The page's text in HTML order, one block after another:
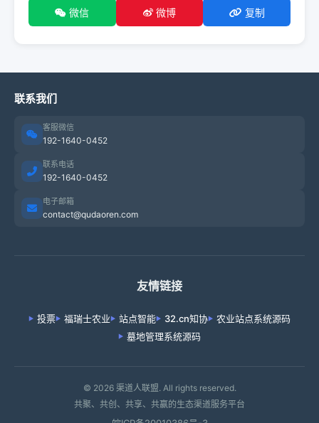
微信 微博 复制
联系我们
客服微信
192-1640-0452
联系电话
192-1640-0452
电子邮箱
contact@qudaoren.com
友情链接
投票 福瑞士农业 站点智能 32.cn知协
农业站点系统源码
墓地管理系统源码
© 2026 渠道人联盟. All rights reserved.
共聚、共创、共享、共赢的生态渠道服务平台